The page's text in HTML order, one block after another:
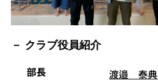
クラブ役員紹介
部長
渡邉 泰典